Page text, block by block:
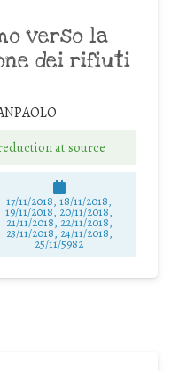
verso la
dei rifiuti
at source
17/11/2018, 18/11/2018,
19/11/2018, 20/11/2018,
21/11/2018, 22/11/2018,
23/11/2018, 24/11/2018,
25/11/5982